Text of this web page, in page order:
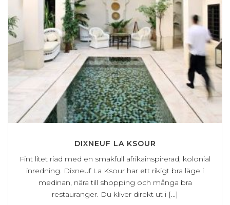
DIXNEUF LA KSOUR
Fint litet riad med en smakfull afrikainspirerad, kolonial
inredning. Dixneuf La Ksour har ett rikigt bra läge i
medinan, nära till shopping och många bra
restauranger. Du kliver direkt ut i [...]